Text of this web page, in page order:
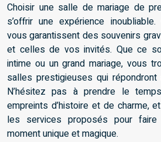
Choisir une salle de mariage de
s’offrir une expérience
vous garantissent des souvenirs
et celles de vos invités. Que ce
intime ou un grand mariage, vous
salles prestigieuses qui
N’hésitez pas à prendre le
empreints d’histoire et de charme,
les services proposés pour
moment unique et magique.